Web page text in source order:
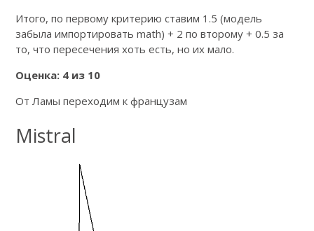
Итого, по первому критерию ставим 1.5 (модель
забыла импортировать math) + 2 по второму + 0.5 за
то, что пересечения хоть есть, но их мало.
Оценка: 4 из 10
От Ламы переходим к французам
Mistral